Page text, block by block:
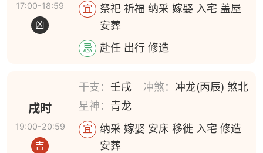
17:00-18:59
凶
宜
祭祀 祈福 纳采 嫁娶 入宅 盖屋
安葬
忌 赴任 出行 修造
戌时
19:00-20:59
吉
干支： 壬戌 冲煞： 冲龙(丙辰) 煞北
星神： 青龙
宜
纳采 嫁娶 安床 移徙 入宅 修造
安葬